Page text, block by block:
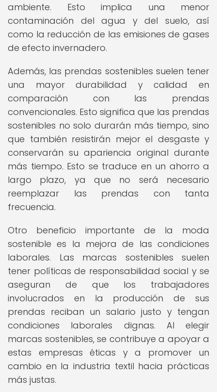
ambiente. Esto implica una menor
contaminación del agua y del suelo, así
como la reducción de las emisiones de gases
de efecto invernadero.
Además, las prendas sostenibles suelen tener
una mayor durabilidad y calidad en
comparación con las prendas
convencionales. Esto significa que las prendas
sostenibles no solo durarán más tiempo, sino
que también resistirán mejor el desgaste y
conservarán su apariencia original durante
más tiempo. Esto se traduce en un ahorro a
largo plazo, ya que no será necesario
reemplazar las prendas con tanta
frecuencia.
Otro beneficio importante de la moda
sostenible es la mejora de las condiciones
laborales. Las marcas sostenibles suelen
tener políticas de responsabilidad social y se
aseguran de que los trabajadores
involucrados en la producción de sus
prendas reciban un salario justo y tengan
condiciones laborales dignas. Al elegir
marcas sostenibles, se contribuye a apoyar a
estas empresas éticas y a promover un
cambio en la industria textil hacia prácticas
más justas.